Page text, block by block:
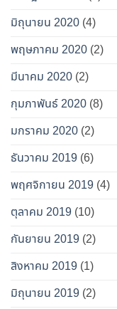
มิถุนายน 2020 (4)
พฤษภาคม 2020 (2)
มีนาคม 2020 (2)
กุมภาพันธ์ 2020 (8)
มกราคม 2020 (2)
ธันวาคม 2019 (6)
พฤศจิกายน 2019 (4)
ตุลาคม 2019 (10)
กันยายน 2019 (2)
สิงหาคม 2019 (1)
มิถุนายน 2019 (2)